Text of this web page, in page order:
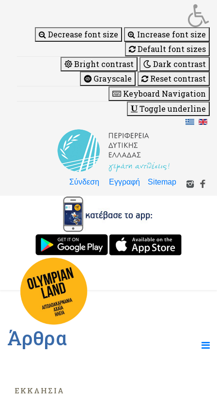
Decrease font size
Increase font size
Default font sizes
Bright contrast
Dark contrast
Grayscale
Reset contrast
Keyboard Navigation
Toggle underline
Σύνδεση Εγγραφή Sitemap
Άρθρα
ΕΚΚΛΗΣΊΑ